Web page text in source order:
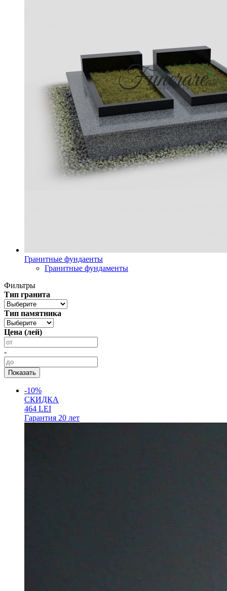
Гранитные фундаенты
Гранитные фундаменты
Фильтры
Тип гранита
Тип памятника
Цена (лей)
-
-10%
СКИДКА
464 LEI
Гарантия 20 лет